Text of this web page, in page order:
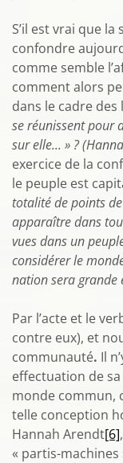
S’il est vrai que
confondre
comme semble
comment alors
dans le cadre
se réunissent pour
sur elle... » ?
exercice de la
le peuple est
totalité de points
apparaître dans
vues dans un
considérer le
nation sera grande
Par l’acte et le
contre eux), et
communauté. Il
effectuation de
monde commun,
telle conception
Hannah Arendt[6]
« partis-